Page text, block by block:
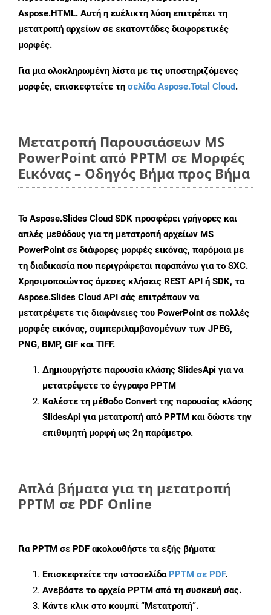
Aspose.HTML. Αυτή η ευέλικτη λύση επιτρέπει τη
μετατροπή αρχείων σε εκατοντάδες διαφορετικές
μορφές.
Για μια ολοκληρωμένη λίστα με τις υποστηριζόμενες
μορφές, επισκεφτείτε τη σελίδα Aspose.Total Cloud.
Μετατροπή Παρουσιάσεων MS
PowerPoint από PPTM σε Μορφές
Εικόνας – Οδηγός Βήμα προς Βήμα
Το Aspose.Slides Cloud SDK προσφέρει γρήγορες και
απλές μεθόδους για τη μετατροπή αρχείων MS
PowerPoint σε διάφορες μορφές εικόνας, παρόμοια με
τη διαδικασία που περιγράφεται παραπάνω για το SXC.
Χρησιμοποιώντας άμεσες κλήσεις REST API ή SDK, τα
Aspose.Slides Cloud API σάς επιτρέπουν να
μετατρέψετε τις διαφάνειες του PowerPoint σε πολλές
μορφές εικόνας, συμπεριλαμβανομένων των JPEG,
PNG, BMP, GIF και TIFF.
Δημιουργήστε παρουσία κλάσης SlidesApi για να
μετατρέψετε το έγγραφο PPTM
Καλέστε τη μέθοδο Convert της παρουσίας κλάσης
SlidesApi για μετατροπή από PPTM και δώστε την
επιθυμητή μορφή ως 2η παράμετρο.
Απλά βήματα για τη μετατροπή
PPTM σε PDF Online
Για PPTM σε PDF ακολουθήστε τα εξής βήματα:
Επισκεφτείτε την ιστοσελίδα PPTM σε PDF.
Ανεβάστε το αρχείο PPTM από τη συσκευή σας.
Κάντε κλικ στο κουμπί “Μετατροπή”.